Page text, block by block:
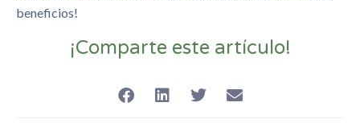
beneficios!
¡Comparte este artículo!